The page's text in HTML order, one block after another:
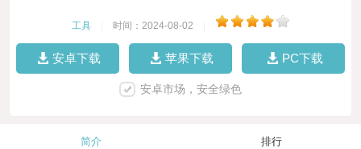
工具 时间：2024-08-02
安卓下载 苹果下载 PC下载
安卓市场，安全绿色
简介 排行